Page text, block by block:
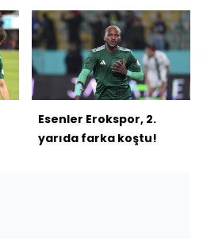
Esenler Erokspor, 2.
yarıda farka koştu!